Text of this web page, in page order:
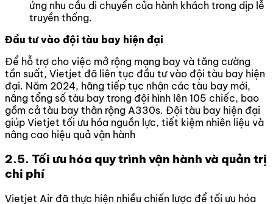
ứng nhu cầu di chuyển của hành khách trong dịp lễ
truyền thống.
Đầu tư vào đội tàu bay hiện đại
Để hỗ trợ cho việc mở rộng mạng bay và tăng cường
tần suất, Vietjet đã liên tục đầu tư vào đội tàu bay hiện
đại. Năm 2024, hãng tiếp tục nhận các tàu bay mới,
nâng tổng số tàu bay trong đội hình lên 105 chiếc, bao
gồm cả tàu bay thân rộng A330s. Đội tàu bay hiện đại
giúp Vietjet tối ưu hóa nguồn lực, tiết kiệm nhiên liệu và
nâng cao hiệu quả vận hành
2.5. Tối ưu hóa quy trình vận hành và quản trị
chi phí
Vietjet Air đã thực hiện nhiều chiến lược để tối ưu hóa